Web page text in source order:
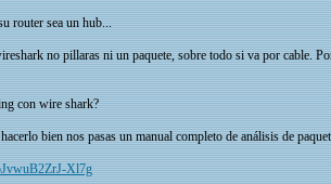
router sea un hub...
no pillaras ni un paquete, sobre todo si va por cable.
con wire shark?
bien nos pasas un manual completo de análisis de
Xl7g